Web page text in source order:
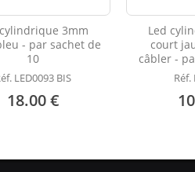
3mm
- par sachet de
10
LED0093 BIS
18.00 €
Led
court
câbler -
Réf.